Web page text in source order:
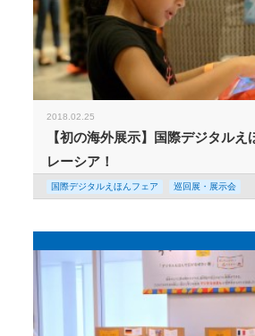
2018.02.25
【初の海外展示】国際デジタルえ
レーシア！
国際デジタルえほんフェア 巡回展・展示会